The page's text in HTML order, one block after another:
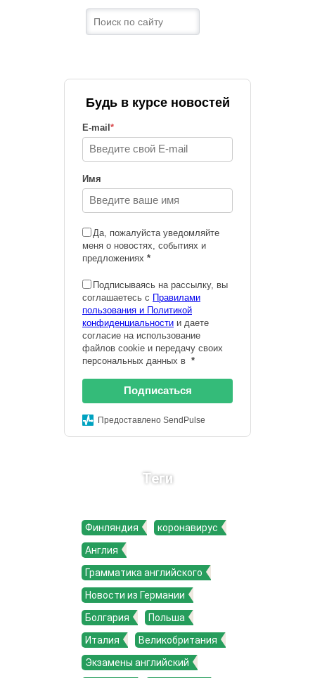
Будь в курсе новостей
E-mail *
Имя
Да, пожалуйста уведомляйте
меня о новостях, событиях и
предложениях *
Подписываясь на рассылку, вы
соглашаетесь с Правилами
пользования и Политикой
конфиденциальности и даете
согласие на использование
файлов cookie и передачу своих
персональных данных в *
Подписаться
Предоставлено SendPulse
Теги
Финляндия
коронавирус
Англия
Грамматика английского
Новости из Германии
Болгария
Польша
Италия
Великобритания
Экзамены английский